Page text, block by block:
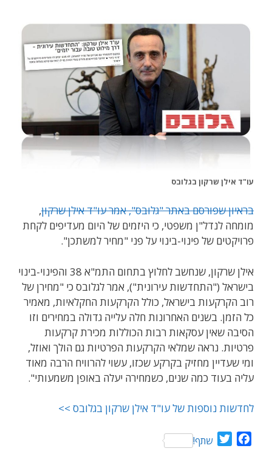
עו"ד אילן שרקון בגלובס
בראיון שפורסם באתר "גלובס", אמר עו"ד אילן שרקון,
מומחה לנדל"ן משפטי, כי היזמים של היום מעדיפים לקחת
פרויקטים של פינוי-בינוי על פני "מחיר למשתכן".
אילן שרקון, שנחשב לחלוץ בתחום התמ"א 38 והפינוי-בינוי
בישראל ("התחדשות עירונית"), אמר לגלובס כי "מחירן של
רוב הקרקעות בישראל, כולל הקרקעות החקלאיות, מאמיר
כל הזמן. בשנים האחרונות חלה עלייה גדולה במחירים וזו
הסיבה שאין עסקאות רבות הכוללות מכירת קרקעות
פרטיות. נראה שמלאי הקרקעות הפרטיות גם הולך ואוזל,
ומי שעדיין מחזיק בקרקע שכזו, עשוי להרוויח הרבה מאוד
עליה בעוד כמה שנים, כשמחירה יעלה באופן משמעותי".
לחדשות נוספות של עו"ד אילן שרקון בגלובס >>
Tשתף!